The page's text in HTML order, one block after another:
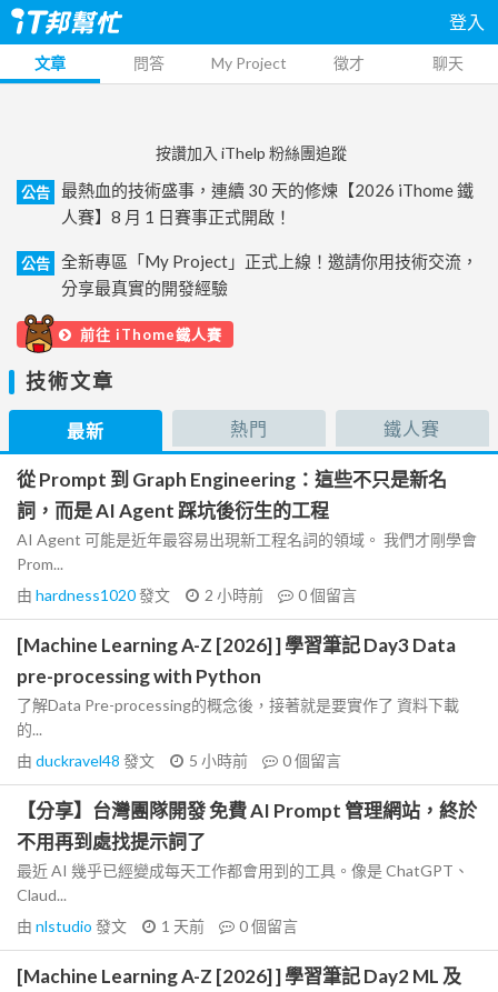
登入
文章 問答 My Project 徵才 聊天
按讚加入 iThelp 粉絲團追蹤
公告
最熱血的技術盛事，連續 30 天的修煉【2026 iThome 鐵
人賽】8 月 1 日賽事正式開啟！
公告
全新專區「My Project」正式上線！邀請你用技術交流，
分享最真實的開發經驗
前往 iThome鐵人賽
技術文章
最新 熱門 鐵人賽
從 Prompt 到 Graph Engineering：這些不只是新名
詞，而是 AI Agent 踩坑後衍生的工程
AI Agent 可能是近年最容易出現新工程名詞的領域。 我們才剛學會
Prom...
由 hardness1020發文 2 小時前 0個留言
[Machine Learning A-Z [2026] ] 學習筆記 Day3 Data
pre-processing with Python
了解Data Pre-processing的概念後，接著就是要實作了 資料下載
的...
由 duckravel48 發文 5 小時前 0個留言
【分享】台灣團隊開發 免費 AI Prompt 管理網站，終於
不用再到處找提示詞了
最近 AI 幾乎已經變成每天工作都會用到的工具。像是 ChatGPT、
Claud...
由 nlstudio 發文 1 天前 0個留言
[Machine Learning A-Z [2026] ] 學習筆記 Day2 ML 及